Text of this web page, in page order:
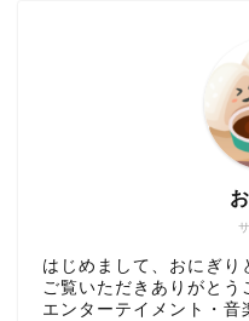
はじめまして、おにぎ
ご覧いただきありがとう
エンターテイメント・音